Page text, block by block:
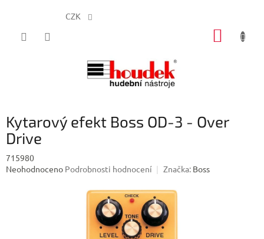
CZK
Kytarový efekt Boss OD-3 - Over
Drive
715980
Průměrné
Neohodnoceno Podrobnosti hodnocení Značka: Boss